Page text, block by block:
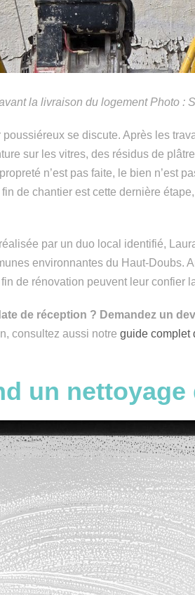
la livraison du logement Photo :
se discute. Après les
sur les vitres, des résidus de
n’est pas faite, le bien n’est
de chantier est cette dernière
par un duo local identifié,
environnantes du Haut-Doubs.
de rénovation peuvent leur confier
de réception ? Demandez un
consultez aussi notre guide complet
un